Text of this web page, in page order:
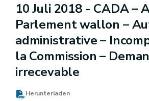
10 Juli 2018 - CADA –
Parlement wallon –
administrative –
la Commission –
irrecevable
Herunterladen